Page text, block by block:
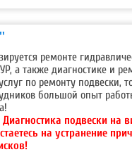
ремонте
а также диагностике и
по ремонту
большой опыт
Диагностика подвески на
на устранение